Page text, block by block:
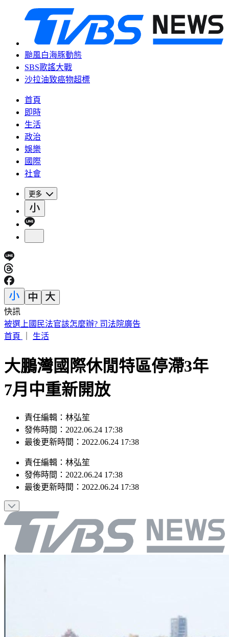
颱風白海豚動態
SBS歌謠大戰
沙拉油致癌物超標
首頁
即時
生活
政治
娛樂
國際
社會
更多
快訊
漢光Day3！模擬共軍襲擊 幻象2000「緊急升空」迎敵畫面
曝
大鵬灣國際休閒特區停滯3年
7月中重新開放
責任編輯：林弘笙
發佈時間：2022.06.24 17:38
責任編輯 ： 林弘笙
發佈時間：2022.06.24 17:38